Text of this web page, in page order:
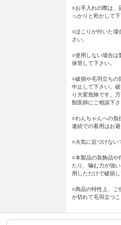
○お手入れの際は、
っかりと乾かして下
○ほこりが付いた場
さい。
○使用しない場合は
保管して下さい。
○破損や毛羽立ちの
中止して下さい。
り大変危険です。
獣医師にご相談下さ
○わんちゃんへの負
連続での着用はお避
○火気に近づけない
○本製品の装飾品や
たり、噛む力が強
用しただけで破損
○商品の特性上、ご
が切れて毛羽立つこ